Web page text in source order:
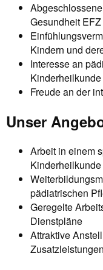
Gesundheit EFZ
Kindern und
Interesse an
Kinderheilkunde
Freude an der
Unser
Arbeit in einem
Kinderheilkunde
pädiatrischen
Geregelte
Dienstpläne
Attraktive
Zusatzleistungen